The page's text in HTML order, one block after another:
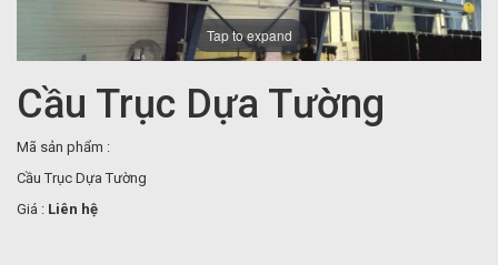
Tap to expand
Cầu Trục Dựa Tường
Mã sản phẩm :
Cầu Trục Dựa Tường
Giá : Liên hệ